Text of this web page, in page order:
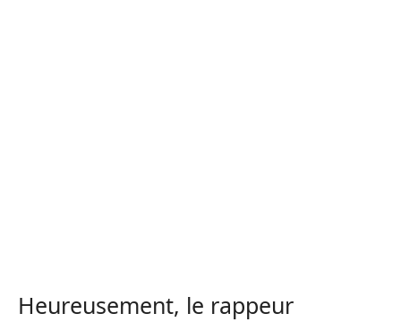
Heureusement, le rappeur